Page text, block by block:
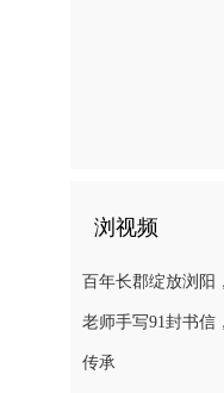
浏视频
百年长郡绽放浏阳
老师手写91封书信
传承